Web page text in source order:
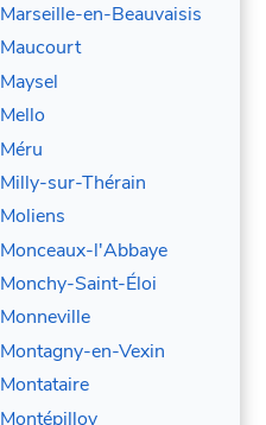
Marseille-en-Beauvaisis
Maucourt
Maysel
Mello
Méru
Milly-sur-Thérain
Moliens
Monceaux-l'Abbaye
Monchy-Saint-Éloi
Monneville
Montagny-en-Vexin
Montataire
Montépilloy